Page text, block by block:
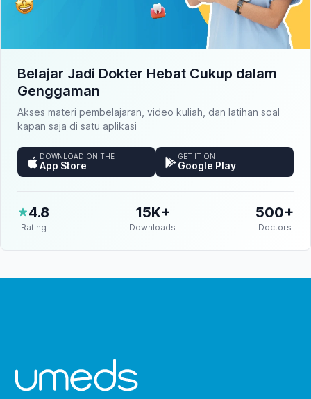
Belajar Jadi Dokter Hebat Cukup dalam
Genggaman
Akses materi pembelajaran, video kuliah, dan latihan soal
kapan saja di satu aplikasi
DOWNLOAD ON THE
App Store
GET IT ON
Google Play
4.8
Rating
15K+
Downloads
500+
Doctors